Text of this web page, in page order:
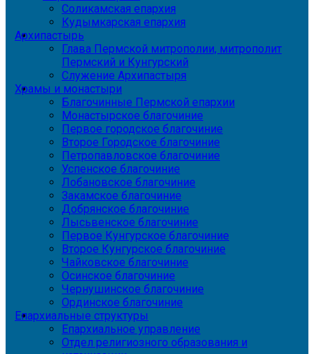
Соликамская епархия
Кудымкарская епархия
Архипастырь
Глава Пермской митрополии, митрополит
Пермский и Кунгурский
Служение Архипастыря
Храмы и монастыри
Благочинные Пермской епархии
Монастырское благочиние
Первое городское благочиние
Второе Городское благочиние
Петропавловское благочиние
Успенское благочиние
Лобановское благочиние
Закамское благочиние
Добрянское благочиние
Лысьвенское благочиние
Первое Кунгурское благочиние
Второе Кунгурское благочиние
Чайковское благочиние
Осинское благочиние
Чернушинское благочиние
Ординское благочиние
Епархиальные структуры
Епархиальное управление
Отдел религиозного образования и